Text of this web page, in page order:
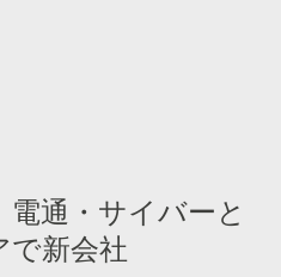
通・サイバーと
で新会社